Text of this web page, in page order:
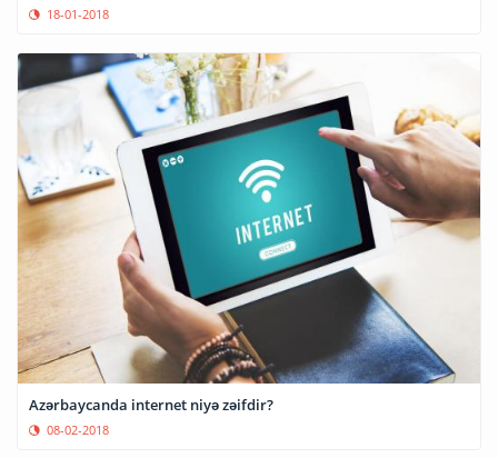
18-01-2018
Azərbaycanda internet niyə zəifdir?
08-02-2018